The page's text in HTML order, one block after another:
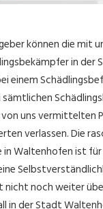
können die mit
in der
einem
sämtlichen
von uns vermittelten
verlassen. Die
in Waltenhofen ist
nicht noch weiter
in der Stadt